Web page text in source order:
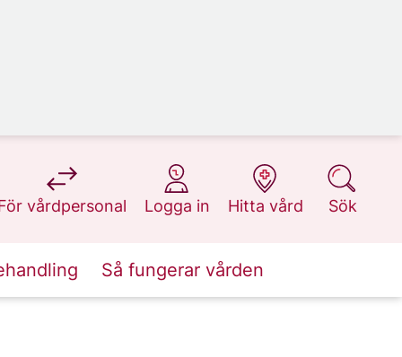
vårdpersonal
på 1177.se
Logga in
på 1177.se
Hitta vård
på 1177.se
Sök
på 1177.se
Så fungerar vården